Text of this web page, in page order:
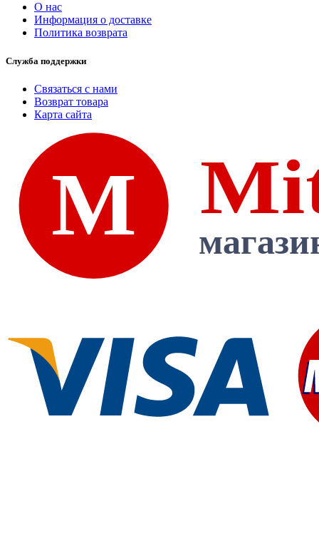
О нас
Информация о доставке
Политика возврата
Служба поддержки
Связаться с нами
Возврат товара
Карта сайта